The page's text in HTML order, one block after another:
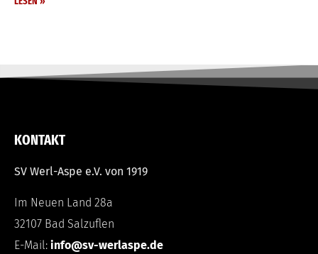
KONTAKT
SV Werl-Aspe e.V. von 1919
Im Neuen Land 28a
32107 Bad Salzuflen
E-Mail: info@sv-werlaspe.de